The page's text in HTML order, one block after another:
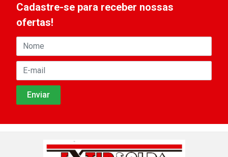
Cadastre-se para receber nossas
ofertas!